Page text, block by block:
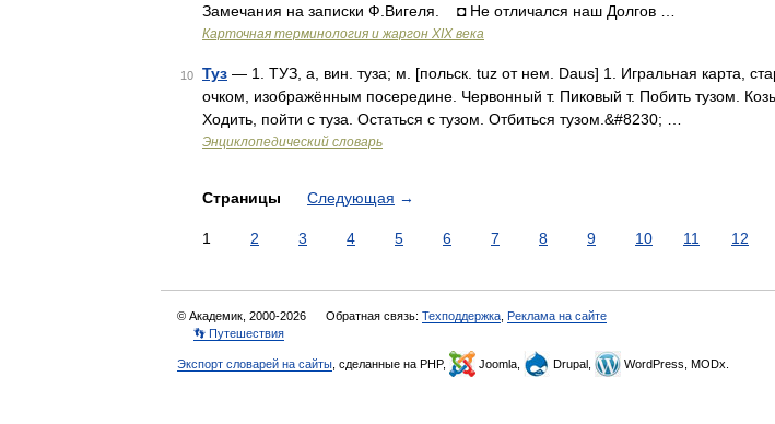
Замечания на записки Ф.Вигеля. ◘ Не отличался наш Долгов …
Карточная терминология и жаргон XIX века
10 Туз — 1. ТУЗ, а, вин. туза; м. [польск. tuz от нем. Daus] 1. Игральная карта,
очком, изображённым посередине. Червонный т. Пиковый т. Побить тузом.
Ходить, пойти с туза. Остаться с тузом. Отбиться тузом.&#8230; …
Энциклопедический словарь
Страницы Следующая →
1 2 3 4 5 6 7 8 9 10 11 12
© Академик, 2000-2026 Обратная связь: Техподдержка Реклама на сайте
👣 Путешествия
Экспорт словарей на сайты , сделанные на PHP, Joomla, Drupal, WordPress, MODx.